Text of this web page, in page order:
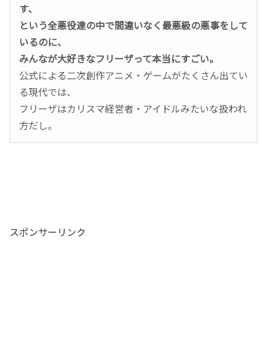
す、
という全悪役達の中で間違いなく最悪級の悪事をして
いるのに、
みんなが大好きなフリーザって本当にすごい。
公式による二次創作アニメ・ゲームがたくさん出てい
る現代では、
フリーザはカリスマ経営者・アイドルみたいな扱われ
方だし。
スポンサーリンク